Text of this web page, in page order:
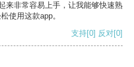
来非常容易上手，让我能够快速熟
使用这款app。
支持[0] 反对[0]